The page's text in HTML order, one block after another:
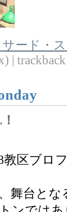
ード・
| trackback
教区ブロ
舞台と